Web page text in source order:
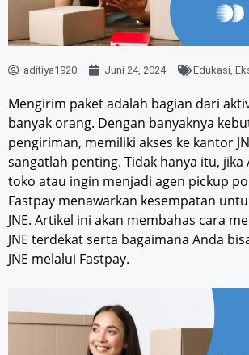
aditiya1920 Juni 24, 2024 Edukasi,
Mengirim paket adalah bagian dari
banyak orang. Dengan banyaknya
pengiriman, memiliki akses ke kantor
sangatlah penting. Tidak hanya itu, jika
toko atau ingin menjadi agen pickup
Fastpay menawarkan kesempatan
JNE. Artikel ini akan membahas cara
JNE terdekat serta bagaimana Anda
JNE melalui Fastpay.